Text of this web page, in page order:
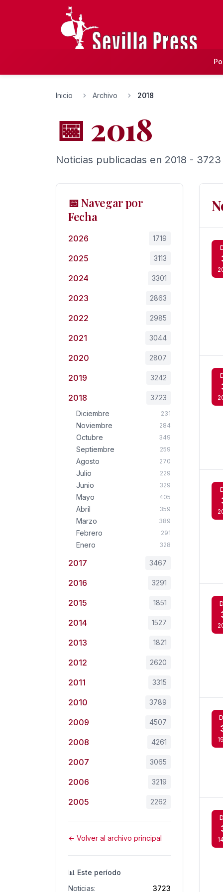
Inicio Archivo 2018
📅 2018
Noticias publicadas en 2018 -
📅 Navegar por
Fecha
2026 1719
2025 3113
2024 3301
2023 2863
2022 2985
2021 3044
2020 2807
2019 3242
2018
3723
Diciembre
231
Noviembre 284
Octubre 349
Septiembre 259
Agosto 270
Julio 229
Junio 329
Mayo 405
Abril 359
Marzo 389
Febrero 291
Enero 328
2017 3467
2016 3291
2015 1851
2014 1527
2013 1821
2012 2620
2011 3315
2010 3789
2009 4507
2008 4261
2007 3065
2006 3219
2005 2262
← Volver al archivo principal
📊 Este período
Noticias:
3723